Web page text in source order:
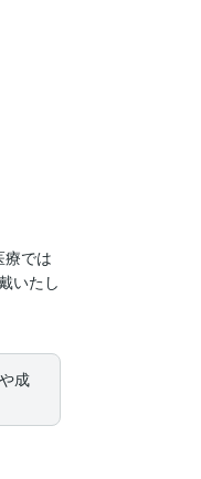
療では
いたし
成